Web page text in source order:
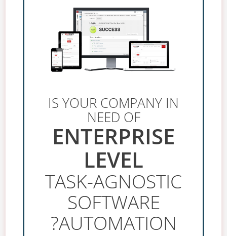
IS YOUR COMPANY IN
NEED OF
ENTERPRISE
LEVEL
TASK-AGNOSTIC
SOFTWARE
AUTOMATION?